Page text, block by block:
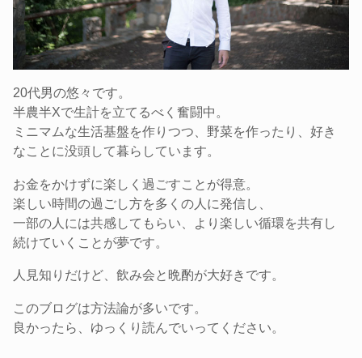
20代男の悠々です。
半農半Xで生計を立てるべく奮闘中。
ミニマムな生活基盤を作りつつ、野菜を作ったり、好き
なことに没頭して暮らしています。
お金をかけずに楽しく過ごすことが得意。
楽しい時間の過ごし方を多くの人に発信し、
一部の人には共感してもらい、より楽しい循環を共有し
続けていくことが夢です。
人見知りだけど、飲み会と晩酌が大好きです。
このブログは方法論が多いです。
良かったら、ゆっくり読んでいってください。